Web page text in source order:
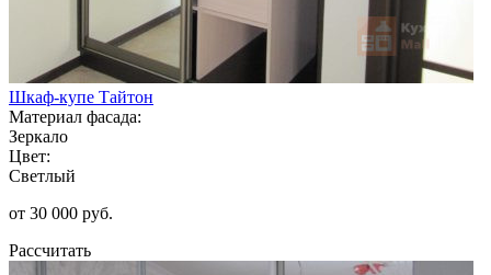
Шкаф-купе Тайтон
Материал фасада:
Зеркало
Цвет:
Светлый
от 30 000 руб.
Рассчитать